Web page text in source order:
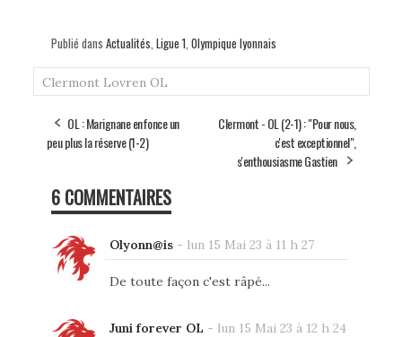
Publié dans Actualités Ligue 1 Olympique lyonnais
Clermont Lovren OL
OL : Marignane enfonce un
peu plus la réserve (1-2)
Clermont - OL (2-1) : "Pour nous,
c'est exceptionnel",
s'enthousiasme Gastien
6 COMMENTAIRES
Olyonn@is- lun 15 Mai 23 à 11 h 27
De toute façon c'est râpé...
Juni forever OL - lun 15 Mai 23 à 12 h 24